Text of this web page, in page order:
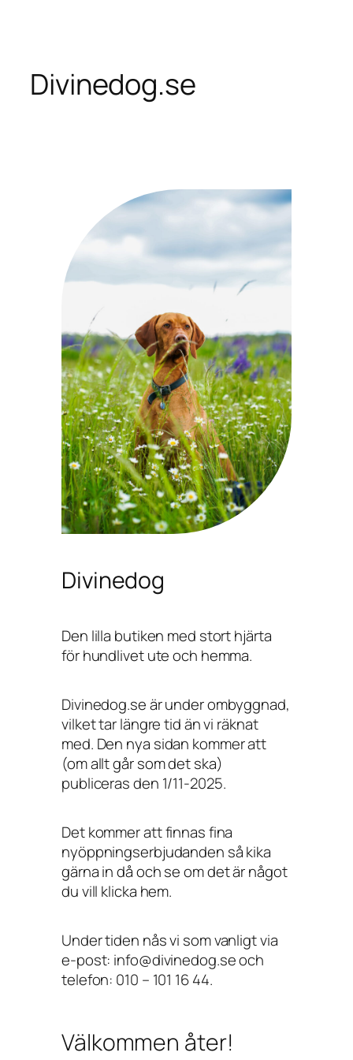
content
Divinedog.se
Divinedog
Den lilla butiken med stort hjärta
för hundlivet ute och hemma.
Divinedog.se är under ombyggnad,
vilket tar längre tid än vi räknat
med. Den nya sidan kommer att
(om allt går som det ska)
publiceras den 1/11-2025.
Det kommer att finnas fina
nyöppningserbjudanden så kika
gärna in då och se om det är något
du vill klicka hem.
Under tiden nås vi som vanligt via
e-post: info@divinedog.se och
telefon: 010 – 101 16 44.
Välkommen åter!